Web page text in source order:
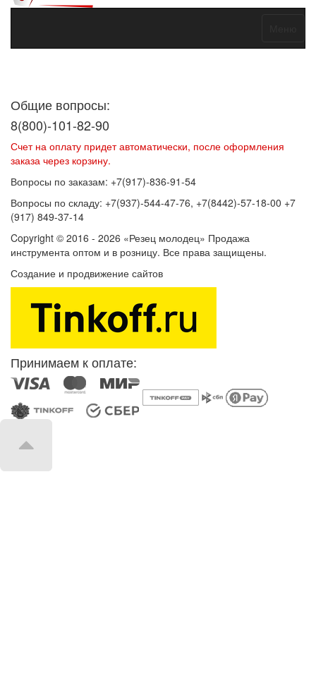
Общие вопросы:
8(800)-101-82-90
Счет на оплату придет автоматически, после оформления
заказа через корзину.
Вопросы по заказам: +7(917)-836-91-54
Вопросы по складу: +7(937)-544-47-76, +7(8442)-57-18-00 +7
(917) 849-37-14
Copyright © 2016 - 2026 «Резец молодец» Продажа
инструмента оптом и в розницу. Все права защищены.
Создание и продвижение сайтов
Принимаем к оплате: